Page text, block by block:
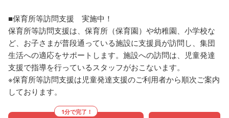
掛けください！ ◆2024
度 ご利用者さま募集！
LITALICOジュニア橋本教
は、ご利用者さまを募集
います。 興味のある方は
い。
■保育所等訪問支援 実施中！
保育所等訪問支援は、保育所（保育園）や幼稚園、小学校な
ど、お子さまが普段通っている施設に支援員が訪問し、集団
生活への適応をサポートします。施設への訪問は、児童発達
支援で指導を行っているスタッフがおこないます。
※保育所等訪問支援は児童発達支援のご利用者から順次ご案内
しております。
1分で完了！